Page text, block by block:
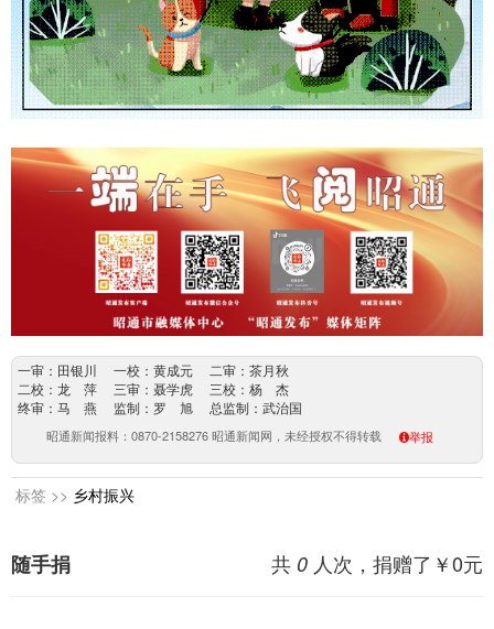
一审：田银川 一校：黄成元 二审：茶月秋
二校：龙 萍 三审：聂学虎 三校：杨 杰
终审：马 燕 监制：罗 旭 总监制：武治国
昭通新闻报料：0870-2158276 昭通新闻网，未经授权不得转载 举报
标签 >> 乡村振兴
共 0 人次，捐赠了￥0元
随手捐